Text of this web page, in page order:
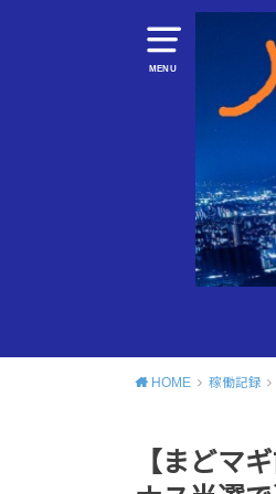
MENU
HOME 稼働記録
【まどマ